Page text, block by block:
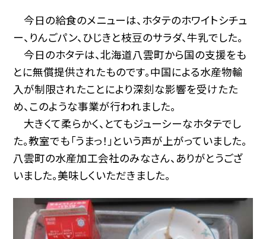
今日の給食のメニューは、ホタテのホワイトシチュ
ー、りんごパン、ひじきと枝豆のサラダ、牛乳でした。
今日のホタテは、北海道八雲町から国の支援をも
とに無償提供されたものです。中国による水産物輸
入が制限されたことにより深刻な影響を受けたた
め、このような事業が行われました。
大きくて柔らかく、とてもジューシーなホタテでし
た。教室でも「うまっ！」という声が上がっていました。
八雲町の水産加工会社のみなさん、ありがとうござ
いました。美味しくいただきました。